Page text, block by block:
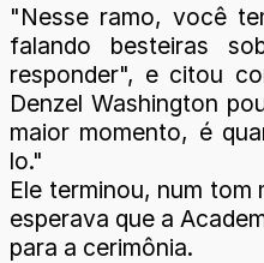
"Nesse ramo, você
falando besteiras
responder", e citou
Denzel Washington
maior momento, é
lo."
Ele terminou, num tom
esperava que a
para a cerimônia.